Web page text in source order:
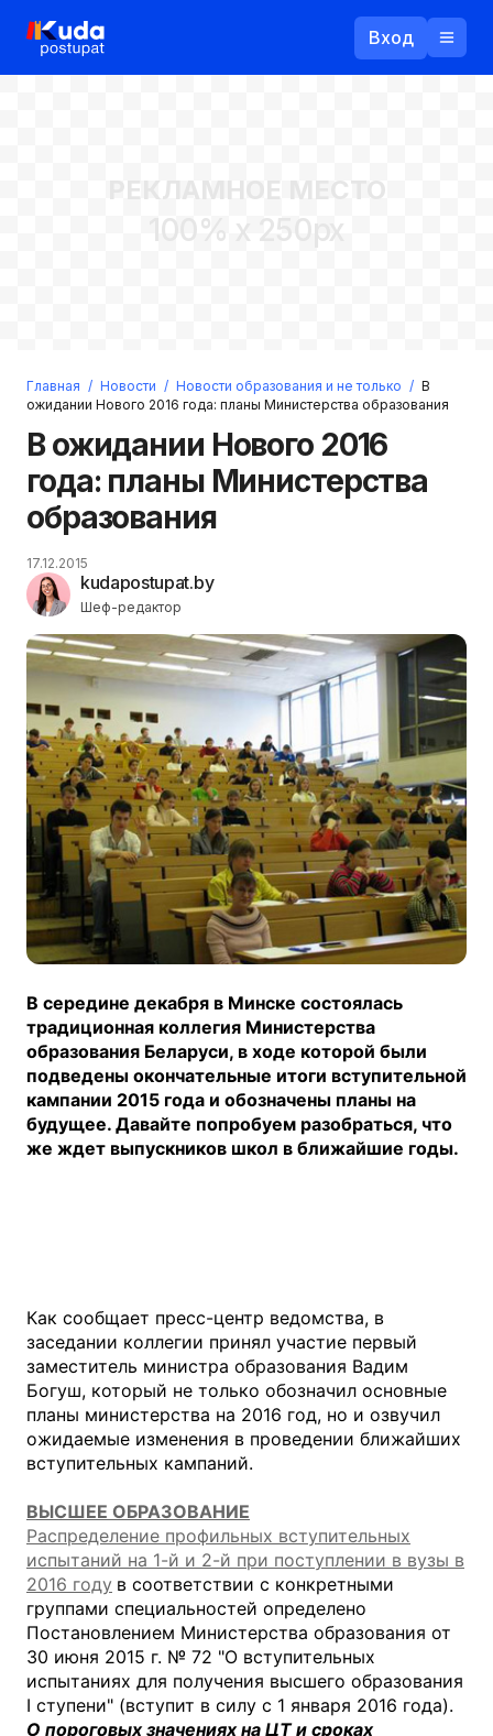
Вход
Войти
Регистрация
Прислать пароль
РЕКЛАМНОЕ МЕСТО
100% x 250px
Главная / Новости / Новости образования и не только / В
ожидании Нового 2016 года: планы Министерства образования
В ожидании Нового 2016
года: планы Министерства
образования
kudapostupat.by
Шеф-редактор
17.12.2015
В середине декабря в Минске состоялась
традиционная коллегия Министерства
образования Беларуси, в ходе которой были
подведены окончательные итоги вступительной
кампании 2015 года и обозначены планы на
будущее. Давайте попробуем разобраться, что
же ждет выпускников школ в ближайшие годы.
Как сообщает пресс-центр ведомства, в
заседании коллегии принял участие первый
заместитель министра образования Вадим
Богуш, который не только обозначил основные
планы министерства на 2016 год, но и озвучил
ожидаемые изменения в проведении ближайших
вступительных кампаний.
ВЫСШЕЕ ОБРАЗОВАНИЕ
Распределение профильных вступительных
испытаний на 1-й и 2-й при поступлении в вузы в
2016 году в соответствии с конкретными
группами специальностей определено
Постановлением Министерства образования от
30 июня 2015 г. № 72 "О вступительных
испытаниях для получения высшего образования
I ступени" (вступит в силу с 1 января 2016 года).
О пороговых значениях на ЦТ и сроках